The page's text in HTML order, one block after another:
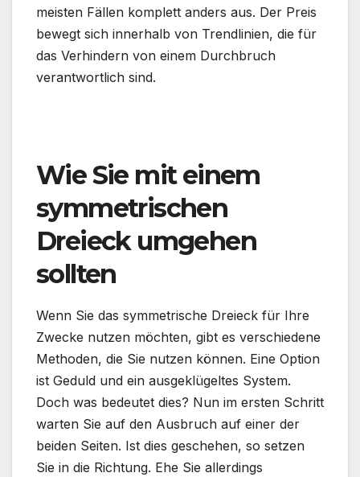
meisten Fällen komplett anders aus. Der Preis
bewegt sich innerhalb von Trendlinien, die für
das Verhindern von einem Durchbruch
verantwortlich sind.
Wie Sie mit einem
symmetrischen
Dreieck umgehen
sollten
Wenn Sie das symmetrische Dreieck für Ihre
Zwecke nutzen möchten, gibt es verschiedene
Methoden, die Sie nutzen können. Eine Option
ist Geduld und ein ausgeklügeltes System.
Doch was bedeutet dies? Nun im ersten Schritt
warten Sie auf den Ausbruch auf einer der
beiden Seiten. Ist dies geschehen, so setzen
Sie in die Richtung. Ehe Sie allerdings